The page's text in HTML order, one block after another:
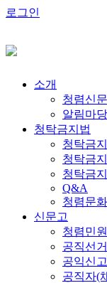
로그인
소개
청렴신
알림마당
청탁금지법
청탁금
청탁금
청탁금
Q&A
청렴문화
신문고
청렴민
공직선
공익신고
공직자(